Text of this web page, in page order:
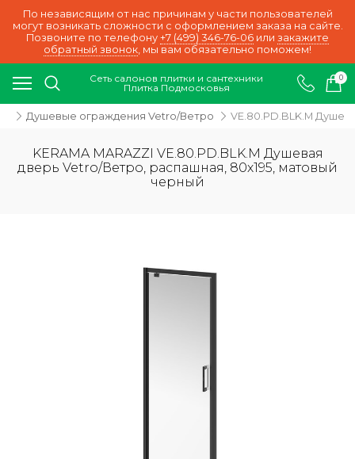
По независящим от нас причинам у части пользователей
могут возникать сложности с оформлением заказа на сайте.
Позвоните по телефону +7 (499) 346-76-06 или закажите
обратный звонок, мы вам обязательно поможем!
Сеть салонов плитки и сантехники
Плитка Подмосковья
0
Душевые ограждения Vetro/Ветро VE.80.PD.BLK.M
KERAMA MARAZZI VE.80.PD.BLK.M Душевая
дверь Vetro/Ветро, распашная, 80х195, матовый
черный